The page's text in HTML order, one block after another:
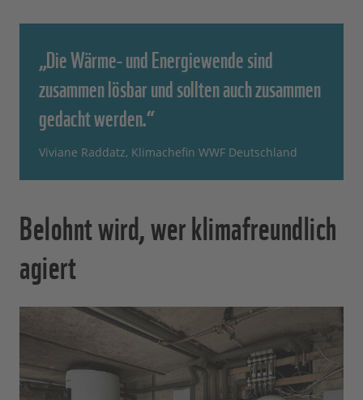
„Die Wärme- und Energiewende sind
zusammen lösbar und sollten auch zusammen
gedacht werden.“
Viviane Raddatz, Klimachefin WWF Deutschland
Belohnt wird, wer klimafreundlich
agiert